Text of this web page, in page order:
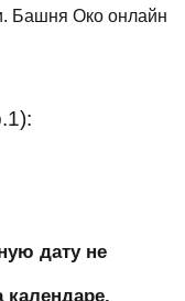
Башня Око онлайн
дату не
календаре.